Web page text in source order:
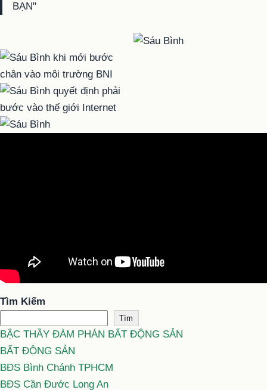
BẠN"
Tìm Kiếm
Tìm
BẬC THẦY ĐÀM PHÁN BẤT ĐỘNG SẢN
BẤT ĐỘNG SẢN
BĐS Bình Chánh TPHCM
BĐS Cần Đước Long An